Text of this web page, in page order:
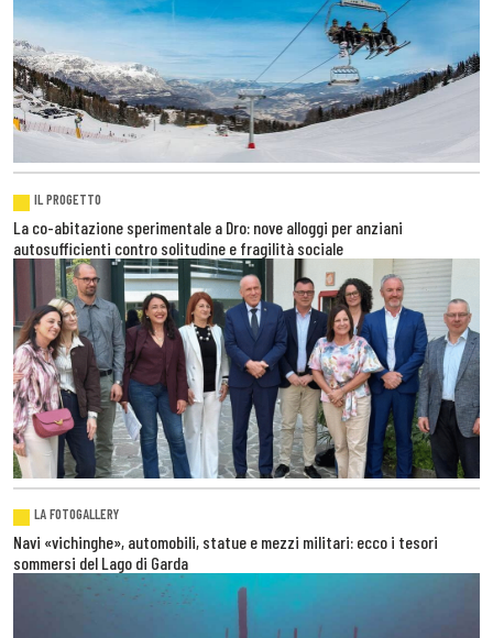
IL PROGETTO
La co-abitazione sperimentale a Dro: nove alloggi per anziani
autosufficienti contro solitudine e fragilità sociale
LA FOTOGALLERY
Navi «vichinghe», automobili, statue e mezzi militari: ecco i tesori
sommersi del Lago di Garda